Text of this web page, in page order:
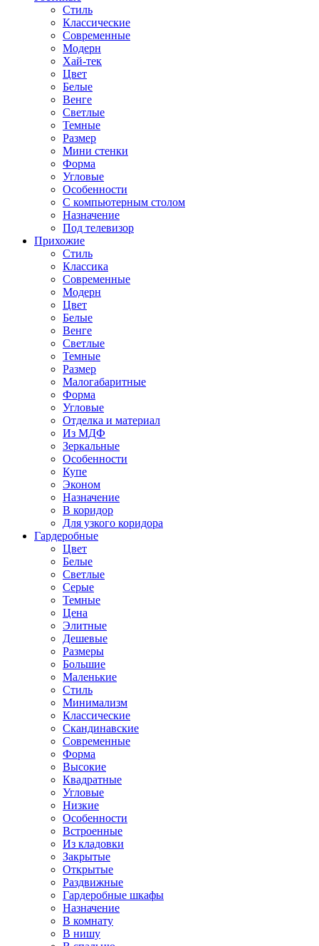
Стиль
Классические
Современные
Модерн
Хай-тек
Цвет
Белые
Венге
Светлые
Темные
Размер
Мини стенки
Форма
Угловые
Особенности
С компьютерным столом
Назначение
Под телевизор
Прихожие
Стиль
Классика
Современные
Модерн
Цвет
Белые
Венге
Светлые
Темные
Размер
Малогабаритные
Форма
Угловые
Отделка и материал
Из МДФ
Зеркальные
Особенности
Купе
Эконом
Назначение
В коридор
Для узкого коридора
Гардеробные
Цвет
Белые
Светлые
Серые
Темные
Цена
Элитные
Дешевые
Размеры
Большие
Маленькие
Стиль
Минимализм
Классические
Скандинавские
Современные
Форма
Высокие
Квадратные
Угловые
Низкие
Особенности
Встроенные
Из кладовки
Закрытые
Открытые
Раздвижные
Гардеробные шкафы
Назначение
В комнату
В нишу